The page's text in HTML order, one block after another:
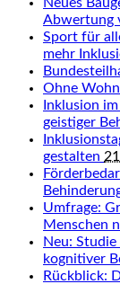
Abwertung
Sport für
mehr
Ohne
Inklusion
geistiger
gestalten
Umfrage:
Menschen
Neu:
kognitiver
Rückblick: